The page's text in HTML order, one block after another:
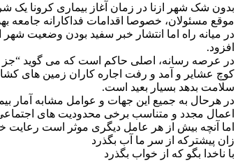
بدون شک شهر ازنا در زمان آغاز بیماری کرونا یک
موقع مسئولان، خصوصا اقدامات‌ فداکارانه
در میانه راه اما انتشار ‌خبر سفید بودن وضعیت
افزود.
در عرصه رسانه، اصلی حاکم است که می گوید
کوچ عشایر و آمد و رفت اجاره کاران زمین های
سلامت بدهد بسیار بعید است.
در هرحال به جمیع این ‌جهات و عوامل مشابه آمار
اعمال مجدد و متناسب برخی محدودیت های
اما ‌آنچه بیش از هر‌ عامل دیگری موثر است رعایت
زان‌ پیشترکه از سر ما آب بگذرد
با ناخدا بگو که از خواب بگذرد